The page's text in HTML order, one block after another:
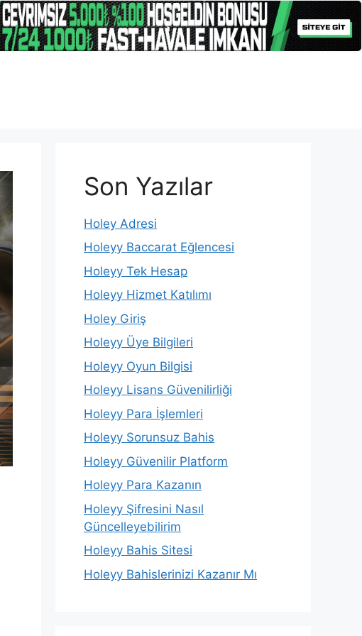
Son Yazılar
Holey Adresi
Holeyy Baccarat Eğlencesi
Holeyy Tek Hesap
Holeyy Hizmet Katılımı
Holey Giriş
Holeyy Üye Bilgileri
Holeyy Oyun Bilgisi
Holeyy Lisans Güvenilirliği
Holeyy Para İşlemleri
Holeyy Sorunsuz Bahis
Holeyy Güvenilir Platform
Holeyy Para Kazanın
Holeyy Şifresini Nasıl
Güncelleyebilirim
Holeyy Bahis Sitesi
Holeyy Bahislerinizi Kazanır Mı